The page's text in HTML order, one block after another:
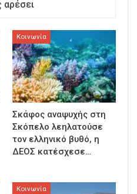
αρέσει
Κοινωνία
Σκάφος αναψυχής στη
Σκόπελο λεηλατούσε
τον ελληνικό βυθό, η
ΔΕΟΣ κατέσχεσε…
Κοινωνία